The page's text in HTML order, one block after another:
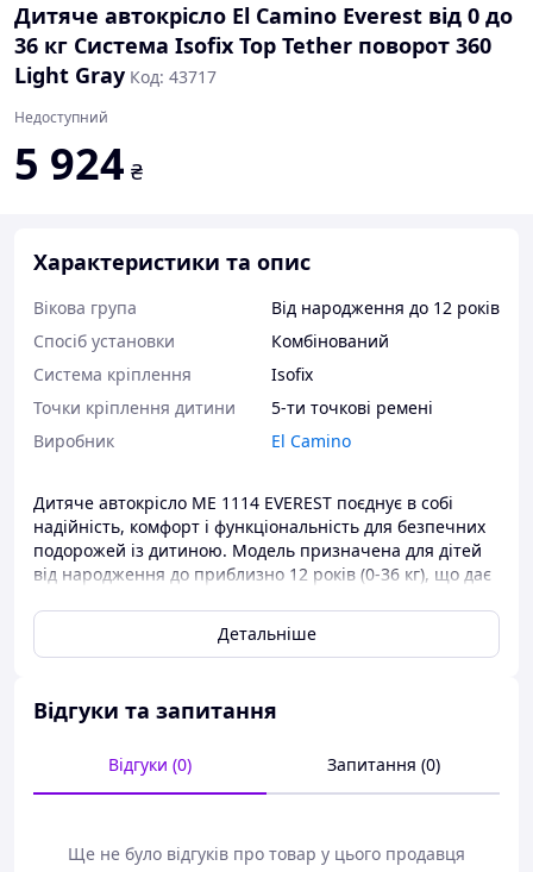
Дитяче автокрісло El Camino Everest від 0 до
36 кг Система Isofix Top Tether поворот 360
Light Gray Код: 43717
Недоступний
5 924 ₴
Характеристики та опис
Вікова група
Від народження до 12 років
Спосіб установки
Комбінований
Система кріплення
Isofix
Точки кріплення дитини
5-ти точкові ремені
Виробник
El Camino
Дитяче автокрісло ME 1114 EVEREST поєднує в собі
надійність, комфорт і функціональність для безпечних
подорожей із дитиною. Модель призначена для дітей
від народження до приблизно 12 років (0-36 кг), що дає
адаптуючи до зросту й потреб дитини.
Поворотне сидіння на 360° неабияк полегшує посадку
положеннях допомагають підібрати найзручніше
найменших дітей передбачене встановлення
автокрісла проти руху.
забезпечує стабільну та правильну фіксацію в
Детальніше
Відгуки та запитання
Відгуки (0) Запитання (0)
Ще не було відгуків про товар у цього продавця